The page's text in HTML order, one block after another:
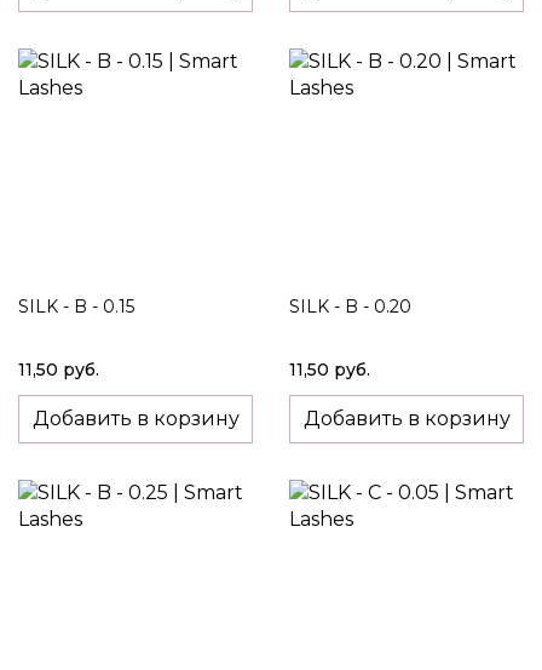
SILK - B - 0.15
11,50 руб.
Добавить в корзину
SILK - B - 0.20
11,50 руб.
Добавить в корзину